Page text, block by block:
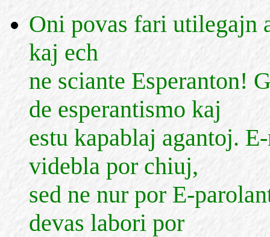
Oni povas fari utilegajn
kaj ech
ne sciante Esperanton!
de esperantismo kaj
estu kapablaj agantoj.
videbla por chiuj,
sed ne nur por E-
devas labori por